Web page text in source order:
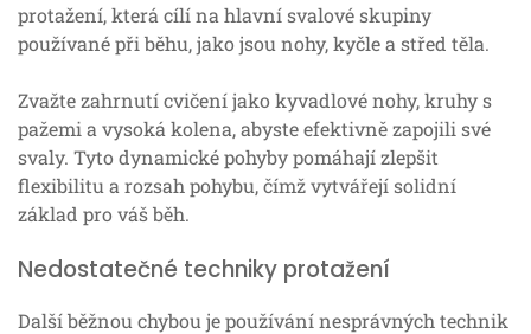
protažení, která cílí na hlavní svalové skupiny
používané při běhu, jako jsou nohy, kyčle a střed těla.
Zvažte zahrnutí cvičení jako kyvadlové nohy, kruhy s
pažemi a vysoká kolena, abyste efektivně zapojili své
svaly. Tyto dynamické pohyby pomáhají zlepšit
flexibilitu a rozsah pohybu, čímž vytvářejí solidní
základ pro váš běh.
Nedostatečné techniky protažení
Další běžnou chybou je používání nesprávných technik